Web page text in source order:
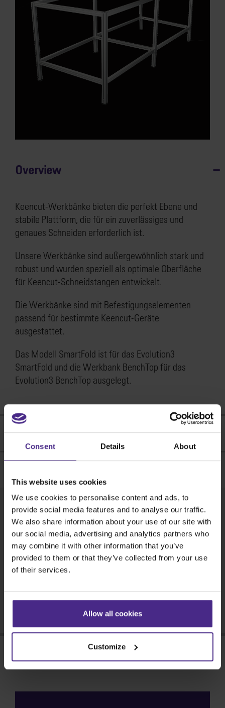
Consent Details About
This website uses cookies
We use cookies to personalise content and ads, to
provide social media features and to analyse our traffic.
We also share information about your use of our site with
our social media, advertising and analytics partners who
may combine it with other information that you’ve
provided to them or that they’ve collected from your use
of their services.
Allow all cookies
Customize
Overview
Keencut-Werkbänke bieten die perfekt Ebene und
stabile Plattform, die für ein zuverlässiges und
genaues Schneiden erforderlich ist.
Unsere Werkbänke sind außergewöhnlich stark und
robust und wurden speziell als optimale Oberfläche
für Keencut-Schneidstangen entwickelt.
Die Werkbänke sind mit Befestigungselementen
passend für bestimmte Keencut-Geräte
ausgestattet.
Das Modell SmartFold ist für das Evolution3
SmartFold und die Werkbank BenchTop für das
Evolution3 BenchTop ausgelegt.
Productaanbod
Werkbank
Die SmartFold-Werkbank
wurde speziell als
optimaler Schneidtisch für
das Evolution3 SmartFold
entwickelt. Ein
starkes Extrusionsprofil
sorgt dafür, dass das
Schneidegerät direkt an
der Werkbank befestigt
werden kann. Die
vollkommene Stabilität
und perfekt flache
Oberfläche gewährleisten
Produktbroschüre
Herunterladen >
Verkaufsstellen
Händlersuche >
Brauchen Sie Hilfe?
Support finden >